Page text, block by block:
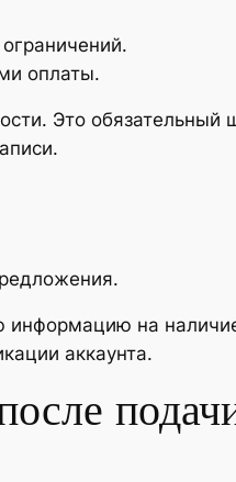
оплаты.
Это обязательный
информацию на
аккаунта.